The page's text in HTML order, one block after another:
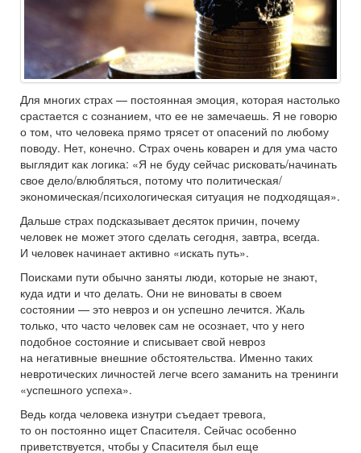
Для многих страх — постоянная эмоция, которая настолько
срастается с сознанием, что ее не замечаешь. Я не говорю
о том, что человека прямо трясет от опасений по любому
поводу. Нет, конечно. Страх очень коварен и для ума часто
выглядит как логика: «Я не буду сейчас рисковать/начинать
свое дело/влюбляться, потому что политическая/
экономическая/психологическая ситуация не подходящая».
Дальше страх подсказывает десяток причин, почему
человек не может этого сделать сегодня, завтра, всегда.
И человек начинает активно «искать путь».
Поисками пути обычно заняты люди, которые не знают,
куда идти и что делать. Они не виноваты в своем
состоянии — это невроз и он успешно лечится. Жаль
только, что часто человек сам не осознает, что у него
подобное состояние и списывает свой невроз
на негативные внешние обстоятельства. Именно таких
невротических личностей легче всего заманить на тренинги
«успешного успеха».
Ведь когда человека изнутри съедает тревога,
то он постоянно ищет Спасителя. Сейчас особенно
приветствуется, чтобы у Спасителя был еще